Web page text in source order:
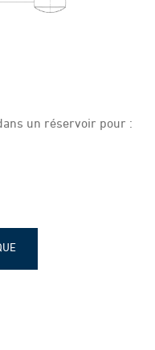
un réservoir pour :